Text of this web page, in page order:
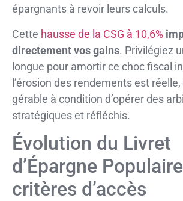
épargnants à revoir leurs calculs.
Cette hausse de la CSG à 10,6%
directement vos gains. Privilégiez
longue pour amortir ce choc fiscal
l’érosion des rendements est
gérable à condition d’opérer des
stratégiques et réfléchis.
Évolution du Livret
d’Épargne
critères d’accès